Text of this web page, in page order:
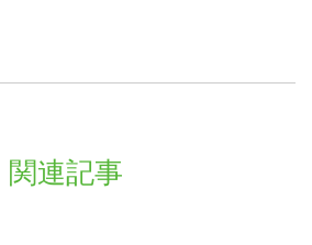
関連記事